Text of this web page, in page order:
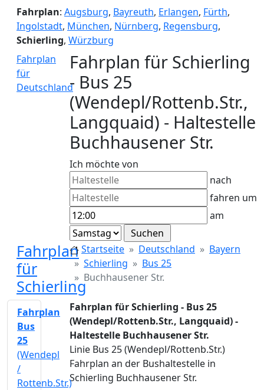
Fahrplan: Augsburg, Bayreuth, Erlangen, Fürth,
Ingolstadt, München, Nürnberg, Regensburg,
Schierling, Würzburg
Fahrplan
für
Deutschland
Fahrplan für Schierling
- Bus 25
(Wendepl/Rottenb.Str.,
Langquaid) - Haltestelle
Buchhausener Str.
Ich möchte von
nach
fahren um
am
Fahrplan
für
Schierling
Startseite Deutschland
Bayern
Schierling
Bus 25
Buchhausener Str.
Fahrplan für Schierling - Bus 25
(Wendepl/Rottenb.Str., Langquaid) -
Haltestelle Buchhausener Str.
Linie Bus 25 (Wendepl/Rottenb.Str.)
Fahrplan an der Bushaltestelle in
Schierling Buchhausener Str.
Fahrplan
Bus
25
(Wendepl
/
Rottenb.Str.)